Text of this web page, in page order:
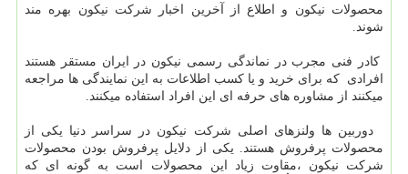
محصولات نیکون و اطلاع از آخرین اخبار شرکت نیکون بهره مند
شوند.
کادر فنی مجرب در نماندگی رسمی نیکون در ایران مستقر هستند
افرادی که برای خرید و یا کسب اطلاعات به این نمایندگی ها مراجعه
میکنند از مشاوره های حرفه ای این افراد استفاده میکنند.
دوربین ها ولنزهای اصلی شرکت نیکون در سراسر دنیا یکی از
محصولات پرفروش هستند. یکی از دلایل پرفروش بودن محصولات
شرکت نیکون ،مقاوت زیاد این محصولات است به گونه ای که